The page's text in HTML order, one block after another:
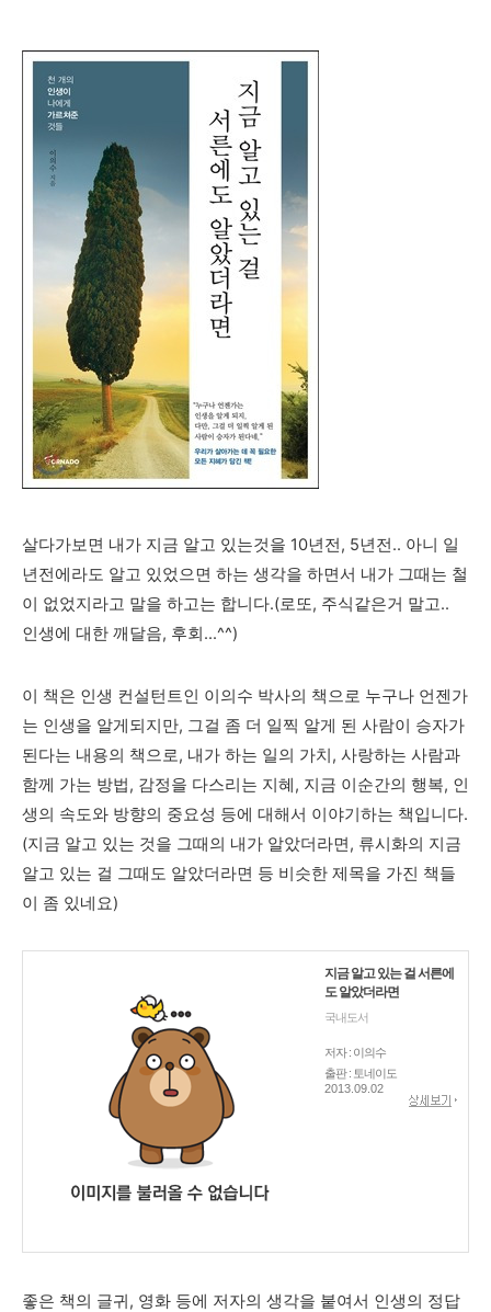
살다가보면 내가 지금 알고 있는것을 10년전, 5년전.. 아니 일
년전에라도 알고 있었으면 하는 생각을 하면서 내가 그때는 철
이 없었지라고 말을 하고는 합니다.(로또, 주식같은거 말고..
인생에 대한 깨달음, 후회...^^)
이 책은 인생 컨설턴트인 이의수 박사의 책으로 누구나 언젠가
는 인생을 알게되지만, 그걸 좀 더 일찍 알게 된 사람이 승자가
된다는 내용의 책으로, 내가 하는 일의 가치, 사랑하는 사람과
함께 가는 방법, 감정을 다스리는 지혜, 지금 이순간의 행복, 인
생의 속도와 방향의 중요성 등에 대해서 이야기하는 책입니다.
(지금 알고 있는 것을 그때의 내가 알았더라면, 류시화의 지금
알고 있는 걸 그때도 알았더라면 등 비슷한 제목을 가진 책들
이 좀 있네요)
지금 알고 있는 걸 서른에
도 알았더라면
국내도서
저자 : 이의수
출판 : 토네이도
2013.09.02
좋은 책의 글귀, 영화 등에 저자의 생각을 붙여서 인생의 정답